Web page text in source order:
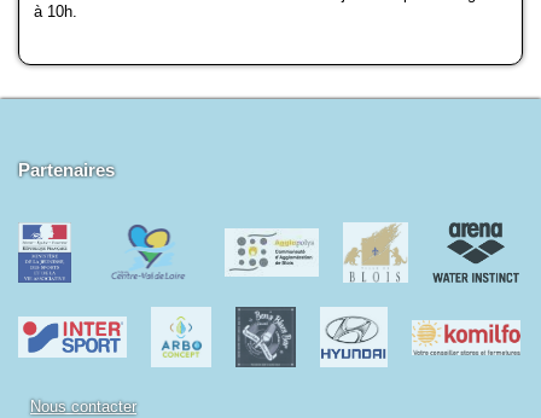
à 10h.
Partenaires
Nous contacter